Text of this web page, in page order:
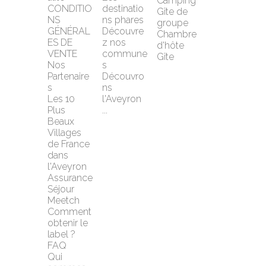
CONDITIO
NS
GÉNÉRAL
ES DE
VENTE
Nos
Partenaire
s
Les 10
Plus
Beaux
Villages
de France
dans
l'Aveyron
Assurance
Séjour
Meetch
Comment
obtenir le
label ?
FAQ
Qui
destinatio
ns phares
Découvre
z nos
commune
s
Découvro
ns
l'Aveyron
Gîte de
groupe
Chambre
d'hôte
Gîte